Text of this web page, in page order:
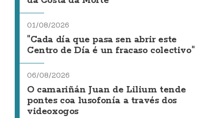
01/08/2026
"Cada día que pasa sen abrir este
Centro de Día é un fracaso colectivo"
06/08/2026
O camariñán Juan de Lilium tende
pontes coa lusofonía a través dos
videoxogos